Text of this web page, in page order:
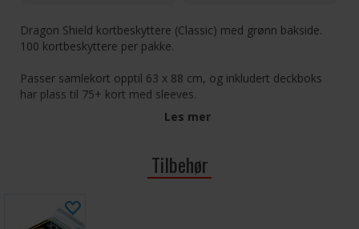
Dragon Shield kortbeskyttere (Classic) med grønn bakside.
100 kortbeskyttere per pakke.
Passer samlekort opptil 63 x 88 cm, og inkludert deckboks
har plass til 75+ kort med sleeves.
Les mer
Tilbehør